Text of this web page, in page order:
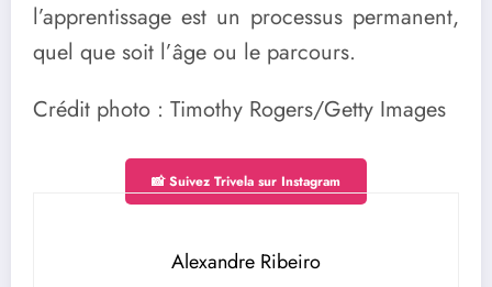
l’apprentissage est un processus permanent,
quel que soit l’âge ou le parcours.
Crédit photo : Timothy Rogers/Getty Images
📸 Suivez Trivela sur Instagram
Alexandre Ribeiro